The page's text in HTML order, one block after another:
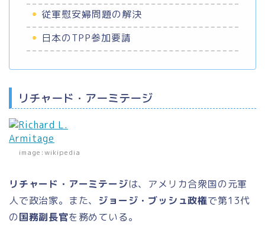
従軍慰安婦問題の解決
日本のTPP参加要請
リチャード・アーミテージ
image:wikipedia
リチャード・アーミテージは、アメリカ合衆国の元軍
人で政治家。また、 ジョージ・ブッシュ政権で第13代
の国務副長官を務めている。